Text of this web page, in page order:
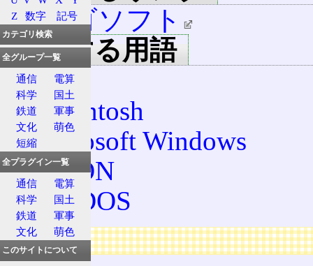
エルゴソフト
関連する用語
IME
Macintosh
Microsoft Windows
EPSON
MS-DOS
広告
Z
数字 記号
カテゴリ検索
全グループ一覧
通信
電算
科学
国土
鉄道
軍事
文化
萌色
短縮
全プラグイン一覧
通信
電算
科学
国土
鉄道
軍事
文化
萌色
このサイトについて